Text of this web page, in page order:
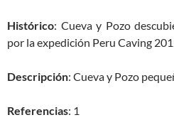
Histórico: Cueva y Pozo
por la expedición Peru Caving
Descripción: Cueva y Pozo
Referencias: 1